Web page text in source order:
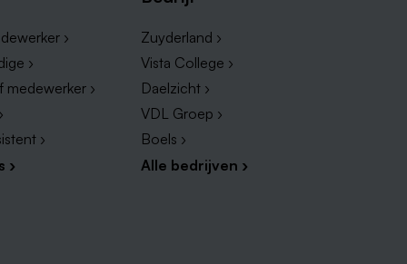
›
›
medewerker ›
›
›
Zuyderland ›
Vista College ›
Daelzicht ›
VDL Groep ›
Boels ›
Alle bedrijven ›